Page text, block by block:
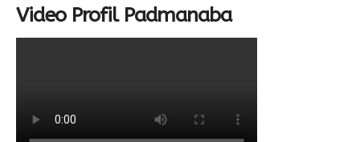
Video Profil Padmanaba